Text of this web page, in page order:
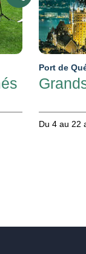
Port de
Du 4 au 22